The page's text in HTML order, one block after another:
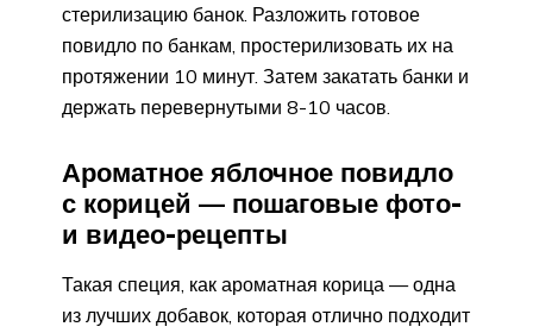
стерилизацию банок. Разложить готовое
повидло по банкам, простерилизовать их на
протяжении 10 минут. Затем закатать банки и
держать перевернутыми 8-10 часов.
Ароматное яблочное повидло
с корицей — пошаговые фото-
и видео-рецепты
Такая специя, как ароматная корица — одна
из лучших добавок, которая отлично подходит